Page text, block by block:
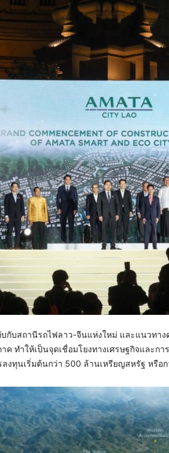
บสถานีรถไฟลาว-จีนแห่งใหม่ และแนวทาง
ทำให้เป็นจุดเชื่อมโยงทางเศรษฐกิจและ
งทุนเริ่มต้นกว่า 500 ล้านเหรียญสหรัฐ หรือ